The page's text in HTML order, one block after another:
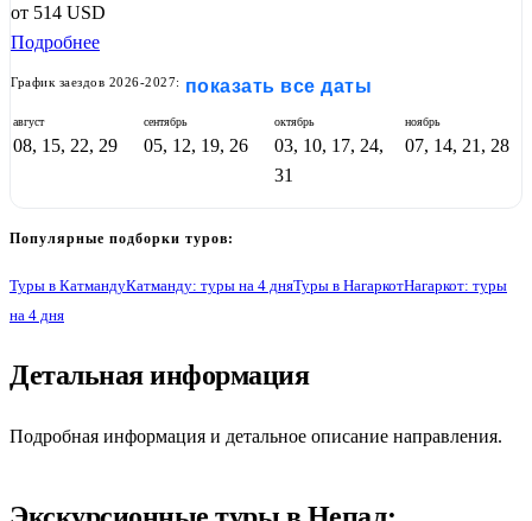
от 514 USD
Подробнее
График заездов 2026-2027: показать все даты
август
08, 15, 22, 29
сентябрь
05, 12, 19, 26
октябрь
03, 10, 17, 24,
31
ноябрь
07, 14, 21, 28
Популярные подборки туров:
Туры в КатмандуКатманду: туры на 4 дняТуры в НагаркотНагаркот: туры
на 4 дня
Детальная информация
Подробная информация и детальное описание направления.